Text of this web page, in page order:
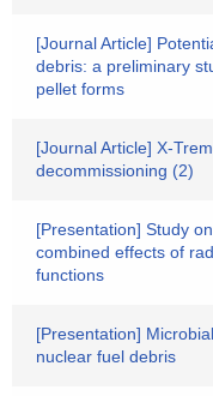
[Journal Article]
debris: a preliminary
pellet forms
[Journal Article] X-
decommissioning (2)
[Presentation] Study
combined effects of
functions
[Presentation]
nuclear fuel debris